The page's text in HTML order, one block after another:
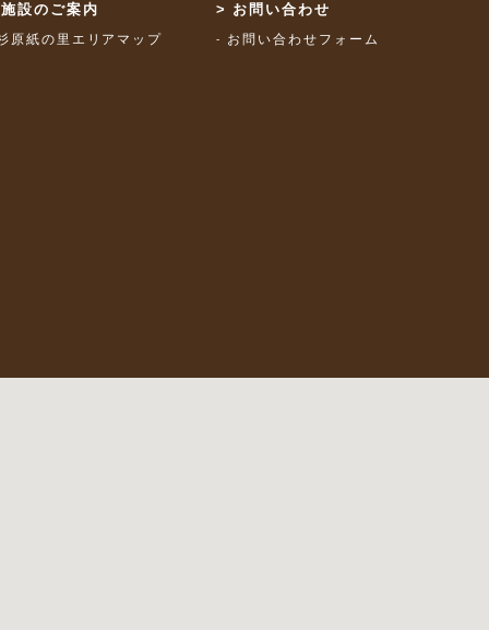
施設のご案内
原紙の里エリアマップ
お問い合わせ
お問い合わせフォーム